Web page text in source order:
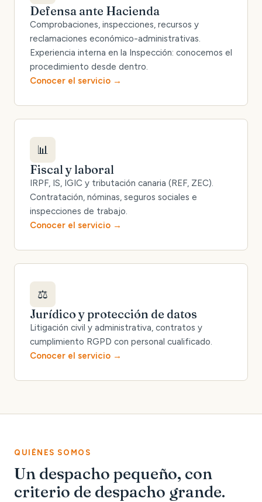
Defensa ante Hacienda
Comprobaciones, inspecciones, recursos y
reclamaciones económico-administrativas.
Experiencia interna en la Inspección: conocemos el
procedimiento desde dentro.
Conocer el servicio
📊
Fiscal y laboral
IRPF, IS, IGIC y tributación canaria (REF, ZEC).
Contratación, nóminas, seguros sociales e
inspecciones de trabajo.
Conocer el servicio
⚖️
Jurídico y protección de datos
Litigación civil y administrativa, contratos y
cumplimiento RGPD con personal cualificado.
Conocer el servicio
QUIÉNES SOMOS
Un despacho pequeño, con
criterio de despacho grande.